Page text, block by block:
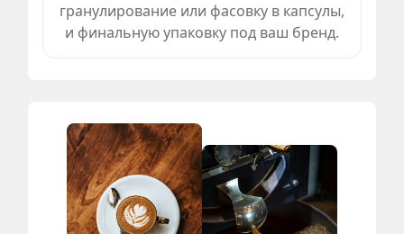
гранулирование или фасовку в капсулы,
и финальную упаковку под ваш бренд.